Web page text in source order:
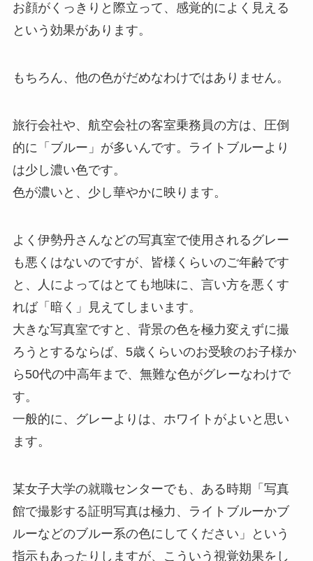
お顔がくっきりと際立って、感覚的によく見える
という効果があります。
もちろん、他の色がだめなわけではありません。
旅行会社や、航空会社の客室乗務員の方は、圧倒
的に「ブルー」が多いんです。ライトブルーより
は少し濃い色です。
色が濃いと、少し華やかに映ります。
よく伊勢丹さんなどの写真室で使用されるグレー
も悪くはないのですが、皆様くらいのご年齢です
と、人によってはとても地味に、言い方を悪くす
れば「暗く」見えてしまいます。
大きな写真室ですと、背景の色を極力変えずに撮
ろうとするならば、5歳くらいのお受験のお子様か
ら50代の中高年まで、無難な色がグレーなわけで
す。
一般的に、グレーよりは、ホワイトがよいと思い
ます。
某女子大学の就職センターでも、ある時期「写真
館で撮影する証明写真は極力、ライトブルーかブ
ルーなどのブルー系の色にしてください」という
指示もあったりしますが、こういう視覚効果をし